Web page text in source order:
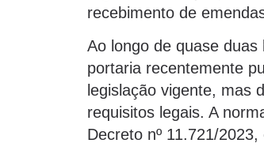
recebimento de
Ao longo de quase
portaria recentemente
legislação vigente, mas
requisitos legais. A
Decreto nº 11.721/